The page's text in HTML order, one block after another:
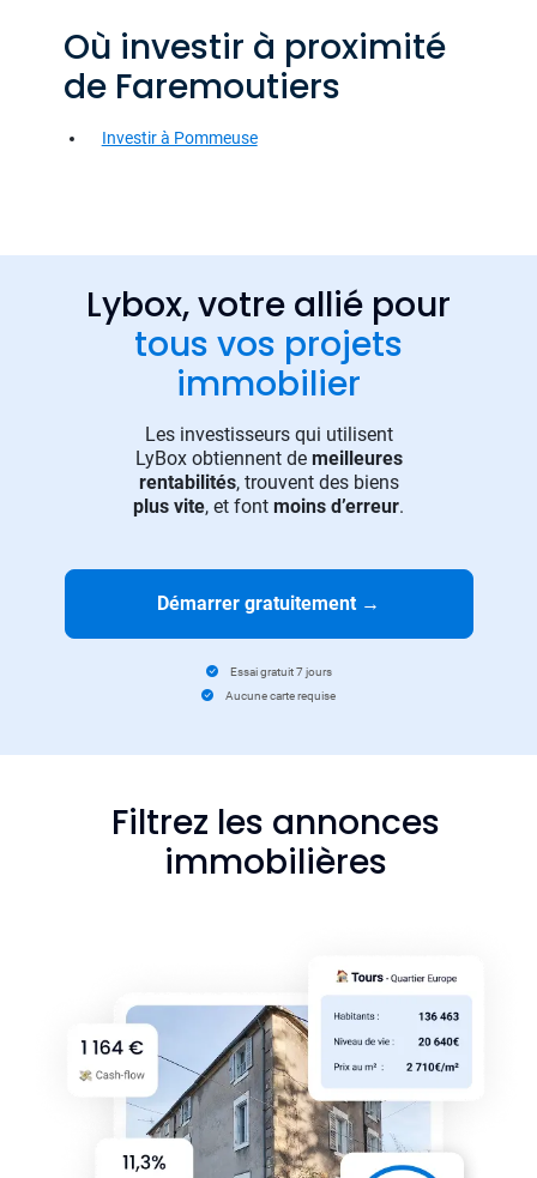
Où investir à proximité
de Faremoutiers
Investir à Pommeuse
Lybox, votre allié pour
tous vos projets
immobilier
Les investisseurs qui utilisent
LyBox obtiennent de meilleures
rentabilités, trouvent des biens
plus vite, et font moins d’erreur.
Démarrer gratuitement →
Essai gratuit 7 jours
Aucune carte requise
Filtrez les annonces
immobilières